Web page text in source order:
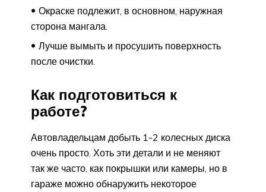
Окраске подлежит, в основном, наружная
сторона мангала.
Лучше вымыть и просушить поверхность
после очистки.
Как подготовиться к
работе?
Автовладельцам добыть 1-2 колесных диска
очень просто. Хоть эти детали и не меняют
так же часто, как покрышки или камеры, но в
гараже можно обнаружить некоторое